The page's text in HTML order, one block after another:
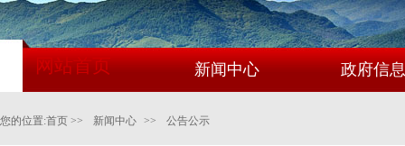
网站首页 新闻中心 政府信
您的位置:首页 >> 新闻中心 >> 公告公示